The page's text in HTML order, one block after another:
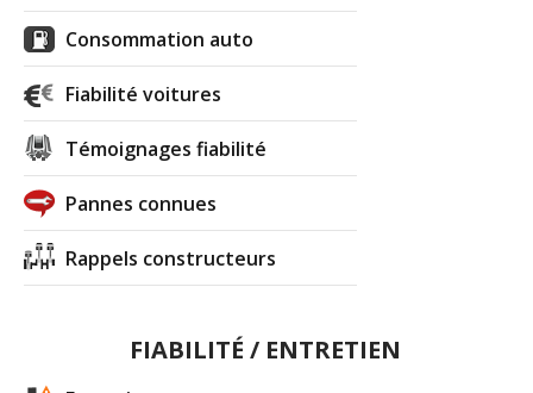
Consommation auto
Fiabilité voitures
Témoignages fiabilité
Pannes connues
Rappels constructeurs
FIABILITÉ / ENTRETIEN